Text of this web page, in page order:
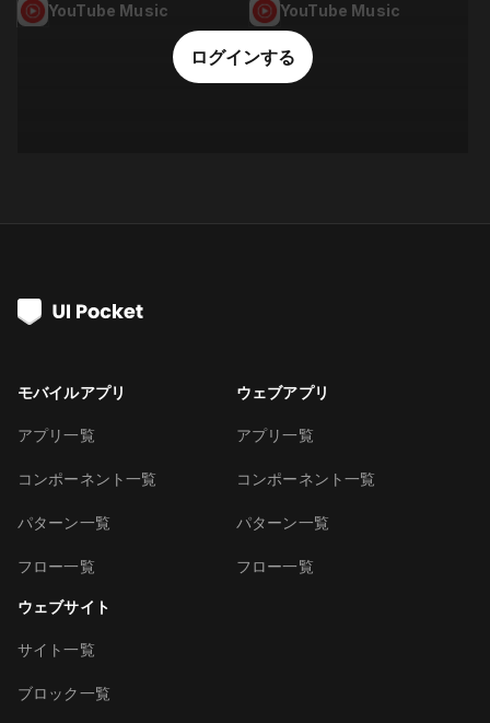
YouTube Music YouTube Music
ログインする
モバイルアプリ
アプリ一覧
コンポーネント一覧
パターン一覧
フロー一覧
ウェブアプリ
アプリ一覧
コンポーネント一覧
パターン一覧
フロー一覧
ウェブサイト
サイト一覧
ブロック一覧